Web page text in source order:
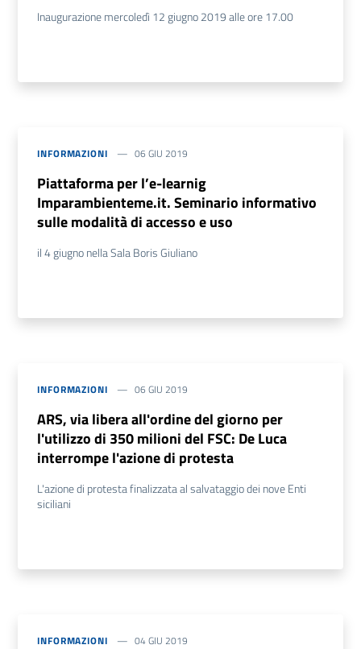
Inaugurazione mercoledì 12 giugno 2019 alle ore 17.00
INFORMAZIONI 06 GIU 2019
Piattaforma per l’e-learnig
Imparambienteme.it. Seminario informativo
sulle modalità di accesso e uso
il 4 giugno nella Sala Boris Giuliano
INFORMAZIONI 06 GIU 2019
ARS, via libera all'ordine del giorno per
l'utilizzo di 350 milioni del FSC: De Luca
interrompe l'azione di protesta
L'azione di protesta finalizzata al salvataggio dei nove Enti
siciliani
INFORMAZIONI 04 GIU 2019